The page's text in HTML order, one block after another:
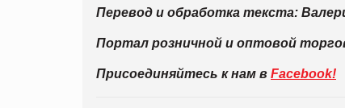
Перевод и обработка текста:
Портал розничной и оптовой
Присоединяйтесь к нам в Facebook!